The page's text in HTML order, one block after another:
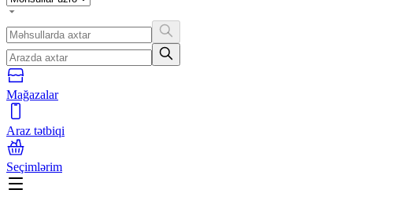
Mağazalar
Araz tətbiqi
Seçimlərim